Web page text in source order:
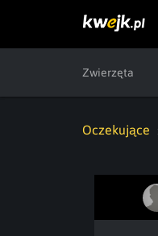
Zwierzęta
Oczekujące